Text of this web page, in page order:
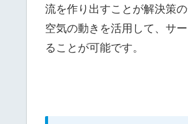
流を作り出すことが解決策の
空気の動きを活用して、サ
ることが可能です。